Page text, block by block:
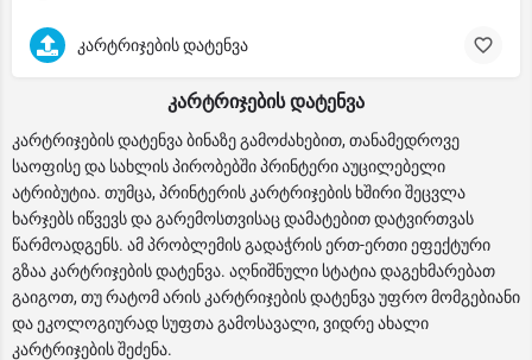
კარტრიჯების დატენვა
კარტრიჯების დატენვა
კარტრიჯების დატენვა ბინაზე გამოძახებით, თანამედროვე
საოფისე და სახლის პირობებში პრინტერი აუცილებელი
ატრიბუტია. თუმცა, პრინტერის კარტრიჯების ხშირი შეცვლა
ხარჯებს იწვევს და გარემოსთვისაც დამატებით დატვირთვას
წარმოადგენს. ამ პრობლემის გადაჭრის ერთ-ერთი ეფექტური
გზაა კარტრიჯების დატენვა. აღნიშნული სტატია დაგეხმარებათ
გაიგოთ, თუ რატომ არის კარტრიჯების დატენვა უფრო მომგებიანი
და ეკოლოგიურად სუფთა გამოსავალი, ვიდრე ახალი
კარტრიჯების შეძენა.